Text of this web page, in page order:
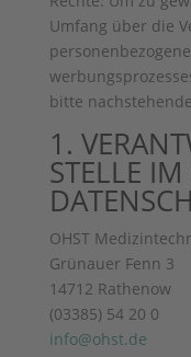
Umfang über die
bitte
1.
STELLE
OHST
Grünauer Fenn 3
14712 Rathenow
(03385) 54 20 0
info@ohst.de